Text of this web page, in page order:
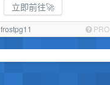
立即前往🚀
frostpg11 PRO